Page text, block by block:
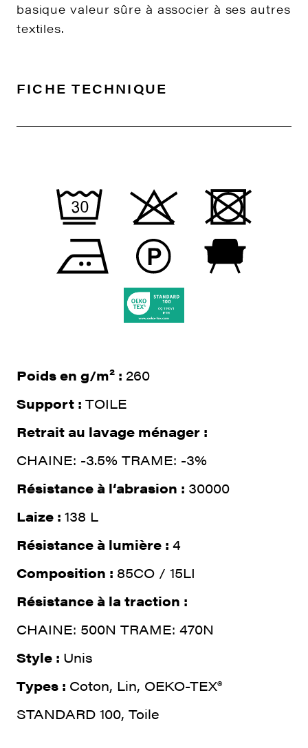
basique valeur sûre à associer à ses autres
textiles.
FICHE TECHNIQUE
Poids en g/m² : 260
Support : TOILE
Retrait au lavage ménager :
CHAINE: -3.5% TRAME: -3%
Résistance à l‘abrasion : 30000
Laize : 138 L
Résistance à lumière : 4
Composition : 85CO / 15LI
Résistance à la traction :
CHAINE: 500N TRAME: 470N
Style : Unis
Types : Coton, Lin, OEKO-TEX®
STANDARD 100, Toile